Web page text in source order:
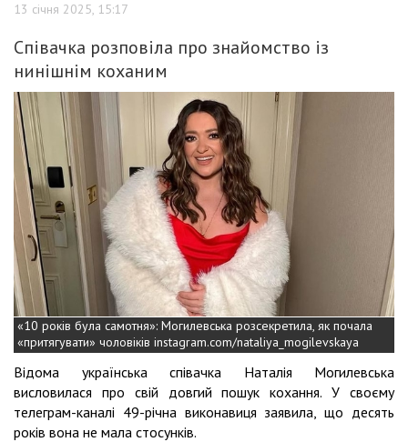
13 січня 2025, 15:17
Співачка розповіла про знайомство із
нинішнім коханим
«10 років була самотня»: Могилевська розсекретила, як почала
«притягувати» чоловіків instagram.com/nataliya_mogilevskaya
Відома українська співачка Наталія Могилевська
висловилася про свій довгий пошук кохання. У своєму
телеграм-каналі 49-річна виконавиця заявила, що десять
років вона не мала стосунків.